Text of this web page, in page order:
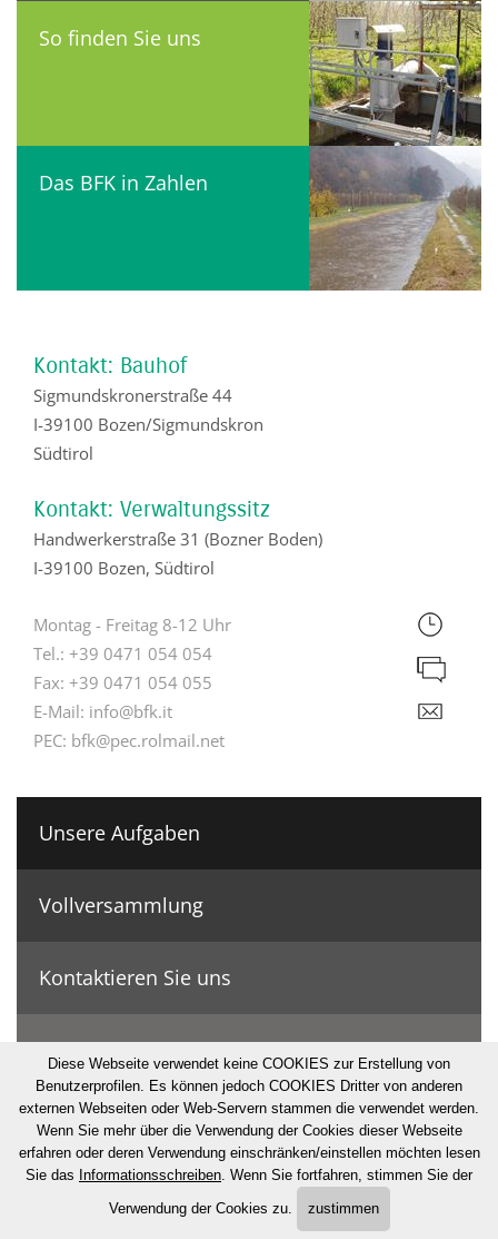
So finden Sie uns
Das BFK in Zahlen
Kontakt: Bauhof
Sigmundskronerstraße 44
I-39100 Bozen/Sigmundskron
Südtirol
Kontakt: Verwaltungssitz
Handwerkerstraße 31 (Bozner Boden)
I-39100 Bozen, Südtirol
Montag - Freitag 8-12 Uhr
Tel.: +39 0471 054 054
Fax: +39 0471 054 055
E-Mail: info@bfk.it
PEC: bfk@pec.rolmail.net
Unsere Aufgaben
Vollversammlung
Kontaktieren Sie uns
Geschichte & Zahlen
© Bonifizierungskonsortium
· Impressum · Privacy · Cookies · Sitemap · UID: IT80000230211
Diese Webseite verwendet keine COOKIES zur Erstellung von
Benutzerprofilen. Es können jedoch COOKIES Dritter von anderen
externen Webseiten oder Web-Servern stammen die verwendet werden.
Wenn Sie mehr über die Verwendung der Cookies dieser Webseite
erfahren oder deren Verwendung einschränken/einstellen möchten lesen
Sie das Informationsschreiben. Wenn Sie fortfahren, stimmen Sie der
Verwendung der Cookies zu.
zustimmen